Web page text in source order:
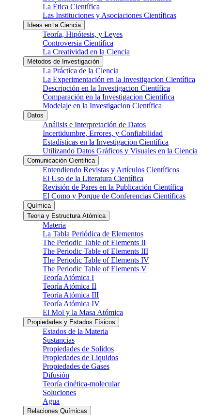
La Ética Científica
Las Instituciones y Asociaciones Científicas
Ideas en la Ciencia
Teoría, Hipótesis, y Leyes
Controversia Científica
La Creatividad en la Ciencia
Métodos de Investigación
La Práctica de la Ciencia
La Experimentación en la Investigacion Científica
Descripción en la Investigacion Científica
Comparación en la Investigacion Científica
Modelaje en la Investigacion Científica
Datos
Análisis e Interpretación de Datos
Incertidumbre, Errores, y Confiabilidad
Estadísticas en la Investigacion Científica
Utilizando Datos Gráficos y Visuales en la Ciencia
Comunicación Cientifica
Entendiendo Revistas y Artículos Científicos
El Uso de la Literatura Científica
Revisión de Pares en la Publicación Científica
El Como y Porque de Conferencias Científicas
Química
Teoria y Estructura Atómica
Materia
La Tabla Periódica de Elementos
The Periodic Table of Elements II
The Periodic Table of Elements III
The Periodic Table of Elements IV
The Periodic Table of Elements V
Teoría Atómica I
Teoría Atómica II
Teoría Atómica III
Teoría Atómica IV
El Mol y la Masa Atómica
Propiedades y Estados Físicos
Estados de la Materia
Sustancias
Propiedades de Solidos
Propiedades de Liquidos
Propiedades de Gases
Difusión
Teoría cinética-molecular
Soluciones
Agua
Relaciones Químicas